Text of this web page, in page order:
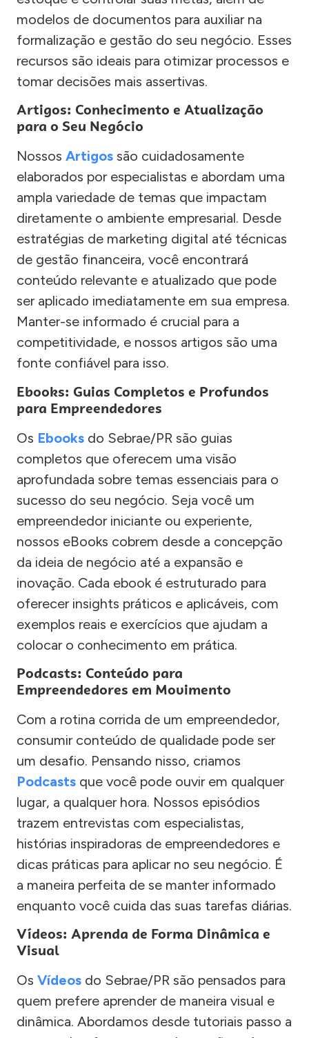
modelos de documentos para auxiliar na
formalização e gestão do seu negócio. Esses
recursos são ideais para otimizar processos e
tomar decisões mais assertivas.
Artigos: Conhecimento e Atualização
para o Seu Negócio
Nossos Artigos são cuidadosamente
elaborados por especialistas e abordam uma
ampla variedade de temas que impactam
diretamente o ambiente empresarial. Desde
estratégias de marketing digital até técnicas
de gestão financeira, você encontrará
conteúdo relevante e atualizado que pode
ser aplicado imediatamente em sua empresa.
Manter-se informado é crucial para a
competitividade, e nossos artigos são uma
fonte confiável para isso.
Ebooks: Guias Completos e Profundos
para Empreendedores
Os Ebooks do Sebrae/PR são guias
completos que oferecem uma visão
aprofundada sobre temas essenciais para o
sucesso do seu negócio. Seja você um
empreendedor iniciante ou experiente,
nossos eBooks cobrem desde a concepção
da ideia de negócio até a expansão e
inovação. Cada ebook é estruturado para
oferecer insights práticos e aplicáveis, com
exemplos reais e exercícios que ajudam a
colocar o conhecimento em prática.
Podcasts: Conteúdo para
Empreendedores em Movimento
Com a rotina corrida de um empreendedor,
consumir conteúdo de qualidade pode ser
um desafio. Pensando nisso, criamos
Podcasts que você pode ouvir em qualquer
lugar, a qualquer hora. Nossos episódios
trazem entrevistas com especialistas,
histórias inspiradoras de empreendedores e
dicas práticas para aplicar no seu negócio. É
a maneira perfeita de se manter informado
enquanto você cuida das suas tarefas diárias.
Vídeos: Aprenda de Forma Dinâmica e
Visual
Os Vídeos do Sebrae/PR são pensados para
quem prefere aprender de maneira visual e
dinâmica. Abordamos desde tutoriais passo a